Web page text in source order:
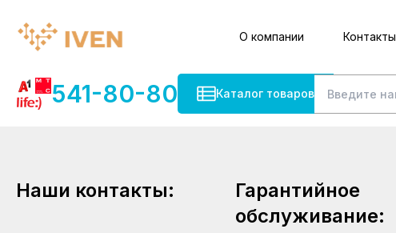
О компании Контакты
541-80-80 Каталог товаров
Наши контакты:
Гарантийное
обслуживание: